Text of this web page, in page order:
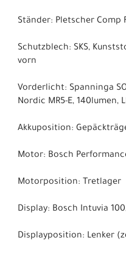
Ständer: Pletscher Comp
Schutzblech: SKS,
vorn
Vorderlicht: Spanninga
Nordic MR5-E, 140lumen,
Akkuposition:
Motor: Bosch
Motorposition: Tretlager
Display: Bosch Intuvia
Displayposition: Lenker